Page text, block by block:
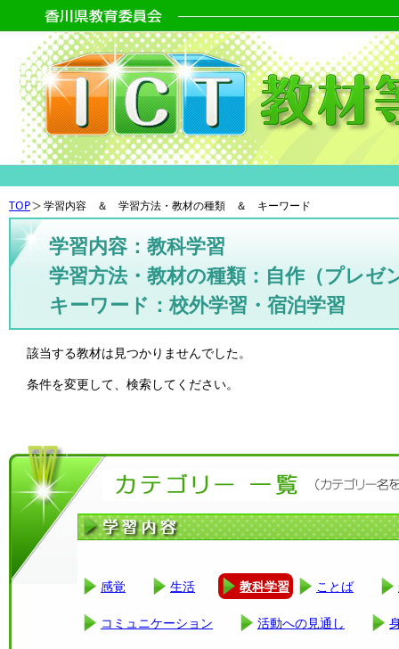
TOP 学習内容 ＆ 学習方法・教材の種類 ＆ キーワード
学習内容：教科学習
学習方法・教材の種類：自作（プレ
キーワード：校外学習・宿泊学習
該当する教材は見つかりませんでした。
条件を変更して、検索してください。
感覚 生活 教科学習 ことば
コミュニケーション 活動への見通し